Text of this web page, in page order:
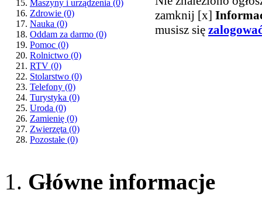
Maszyny i urządzenia (0)
Zdrowie (0)
Nauka (0)
Oddam za darmo (0)
Pomoc (0)
Rolnictwo (0)
RTV (0)
Stolarstwo (0)
Telefony (0)
Turystyka (0)
Uroda (0)
Zamienię (0)
Zwierzęta (0)
Pozostałe (0)
zamknij [x]
musisz się
Główne informacje